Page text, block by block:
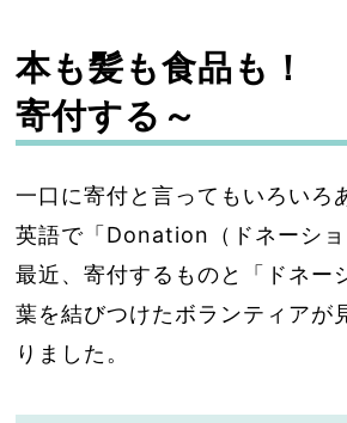
本も髪も食品も！
寄付する～
一口に寄付と言ってもいろいろ
英語で「Donation（ドネーショ
最近、寄付するものと「ドネー
葉を結びつけたボランティアが
りました。